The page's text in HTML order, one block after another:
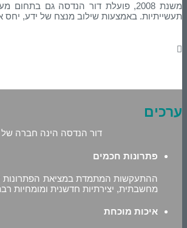
משנת 2008, פועלת דור הנדסה גם
תעשייתיות. באמצעות שילוב מנצח של ידע, יחס
ערכים
דור הנדסה הינה חברה של
פתרונות חכמים
ההתעקשות המתמדת במציאת הפתרונות
מחשבתית, יצירתיות חדשנית ומומחיות
איכות מוכחת